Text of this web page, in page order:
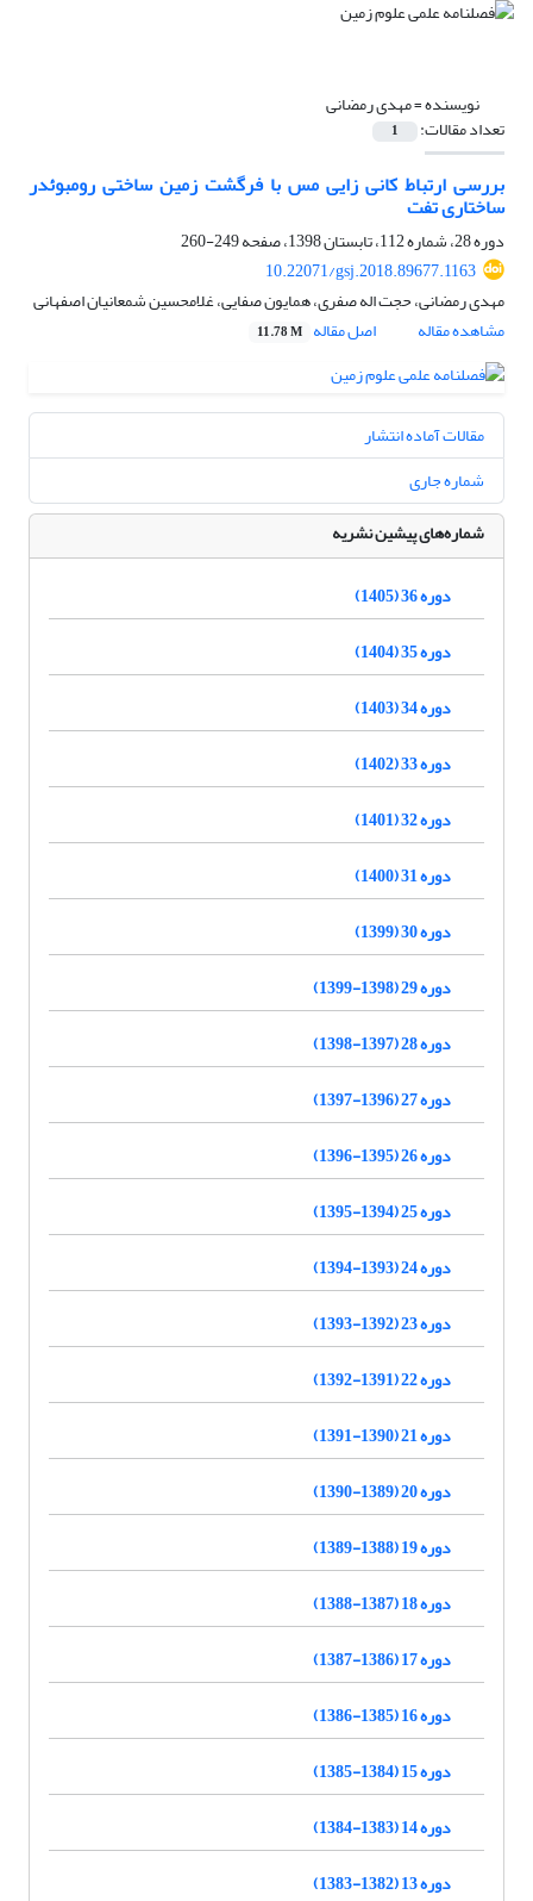
نویسنده =مهدی رمضانی
تعداد مقالات: 1
بررسی ارتباط کانی زایی مس با فرگشت زمین ساختی رومبوئدر
ساختاری تفت
دوره 28، شماره 112، تابستان 1398، صفحه
249-260
10.22071/gsj.2018.89677.1163
مهدی رمضانی، حجت اله صفری، همایون صفایی، غلامحسین شمعانیان اصفهانی
مشاهده مقاله
اصل مقاله 11.78 M
مقالات آماده انتشار
شماره جاری
شماره‌های پیشین نشریه
دوره 36 (1405)
دوره 35 (1404)
دوره 34 (1403)
دوره 33 (1402)
دوره 32 (1401)
دوره 31 (1400)
دوره 30 (1399)
دوره 29 (1398-1399)
دوره 28 (1397-1398)
دوره 27 (1396-1397)
دوره 26 (1395-1396)
دوره 25 (1394-1395)
دوره 24 (1393-1394)
دوره 23 (1392-1393)
دوره 22 (1391-1392)
دوره 21 (1390-1391)
دوره 20 (1389-1390)
دوره 19 (1388-1389)
دوره 18 (1387-1388)
دوره 17 (1386-1387)
دوره 16 (1385-1386)
دوره 15 (1384-1385)
دوره 14 (1383-1384)
دوره 13 (1382-1383)